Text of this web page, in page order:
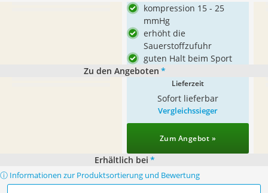
kompression 15 - 25
mmHg
erhöht die
Sauerstoffzufuhr
guten Halt beim Sport
Zu den Angeboten *
Lieferzeit
Sofort lieferbar
Vergleichssieger
Zum Angebot »
Erhältlich bei *
ⓘ Informationen zur Produktsortierung und Bewertung